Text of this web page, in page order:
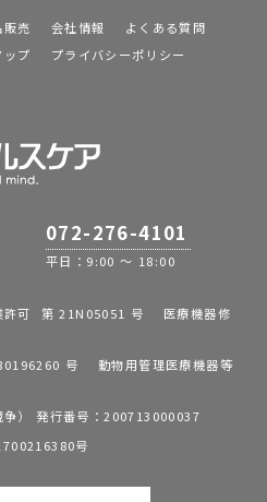
販売 会社情報
よくある質問
プ プライバシーポリシー
072-276-4101
平日：9:00 ～ 18:00
許可 第 21N05051 号 医療機器修
号 動物用管理医療機器等
争） 発行番号：200713000037
号